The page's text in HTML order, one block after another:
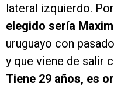
lateral izquierdo.
elegido sería
uruguayo con
y que viene de salir
Tiene 29 años, es